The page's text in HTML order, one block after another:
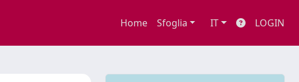
Home Sfoglia IT LOGIN